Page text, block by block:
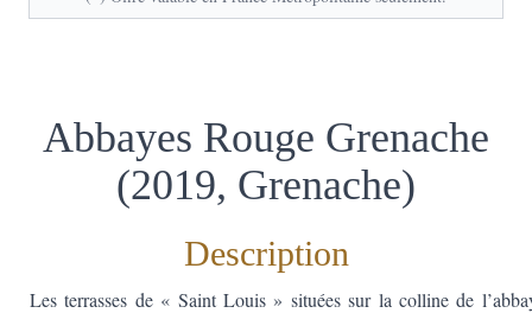
Abbayes Rouge Grenache
(2019, Grenache)
Description
Les terrasses de « Saint Louis » situées sur la colline de